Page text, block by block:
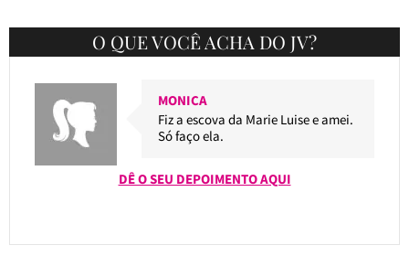
O QUE VOCÊ ACHA DO JV?
MONICA
Fiz a escova da Marie Luise e amei.
Só faço ela.
DÊ O SEU DEPOIMENTO AQUI